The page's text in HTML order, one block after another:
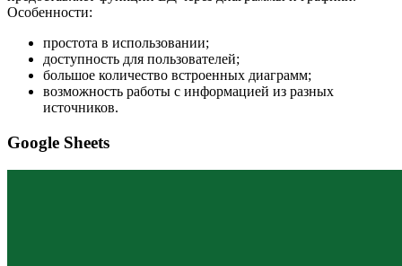
Особенности:
простота в использовании;
доступность для пользователей;
большое количество встроенных диаграмм;
возможность работы с информацией из разных
источников.
Google Sheets